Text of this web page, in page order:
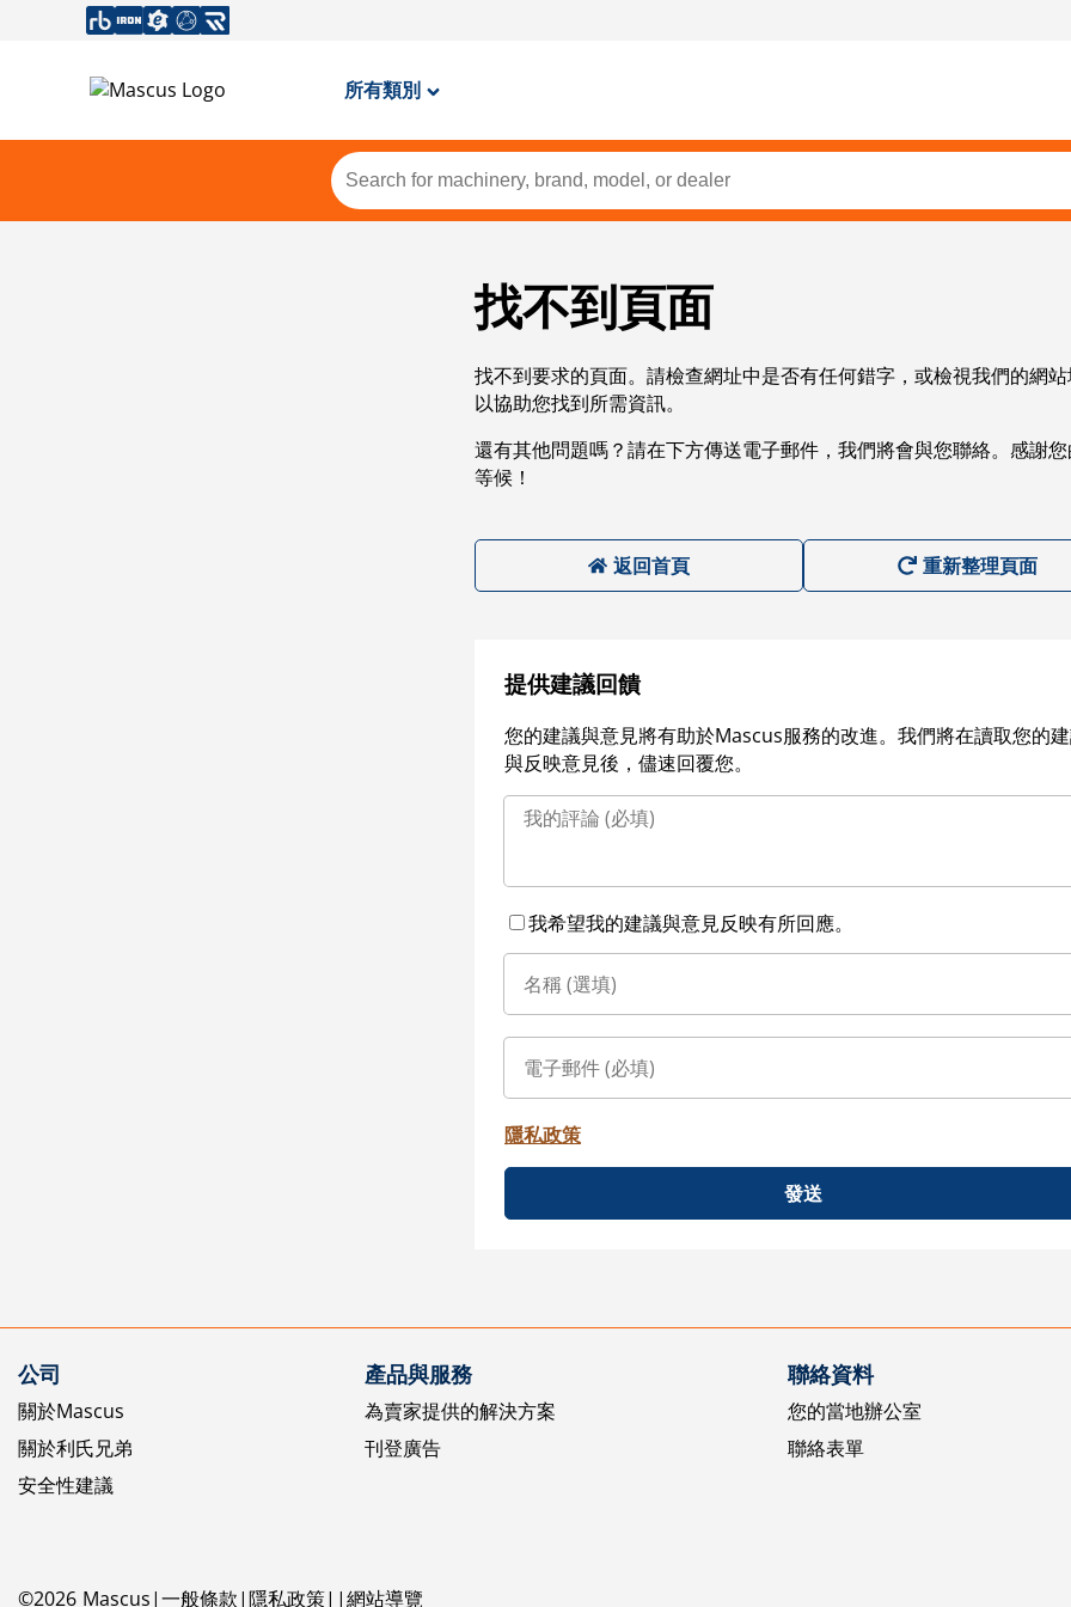
所有類別
找不到頁面
找不到要求的頁面。請檢查網址中是否有任何錯字，或檢視我們的網
以協助您找到所需資訊。
還有其他問題嗎？請在下方傳送電子郵件，我們將會與您聯絡。感謝
等候！
返回首頁 重新整理頁面
提供建議回饋
您的建議與意見將有助於Mascus服務的改進。我們將在讀取您的
與反映意見後，儘速回覆您。
我希望我的建議與意見反映有所回應。
隱私政策
發送
公司
關於Mascus
關於利氏兄弟
安全性建議
產品與服務
為賣家提供的解決方案
刊登廣告
聯絡資料
您的當地辦公室
聯絡表單
©2026 Mascus 一般條款 隱私政策 網站導覽